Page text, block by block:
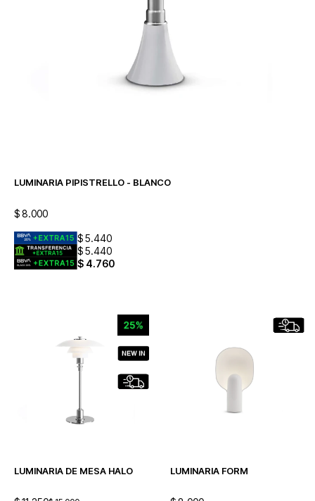
LUMINARIA PIPISTRELLO - BLANCO
$8.000
$5.440
$5.440
$ 4.760
LUMINARIA DE MESA HALO LUMINARIA FORM